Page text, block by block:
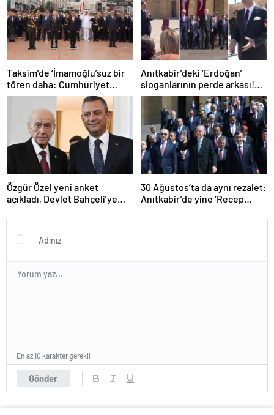
Taksim’de ‘İmamoğlu’suz bir
tören daha: Cumhuriyet
Anıtı’na çelenk bırakıldı
Anıtkabir’deki ‘Erdoğan’
sloganlarının perde arkası!
CHP’li Akdoğan tek tek
paylaştı: ‘Teşkilattan
geliyoruz’ dediler!
Özgür Özel yeni anket
açıkladı, Devlet Bahçeli’ye
yolunda herkesle yürürüz’
30 Ağustos’ta da aynı rezalet:
Anıtkabir’de yine ‘Recep
yükseldi!
Gönder
En az 10 karakter gerekli